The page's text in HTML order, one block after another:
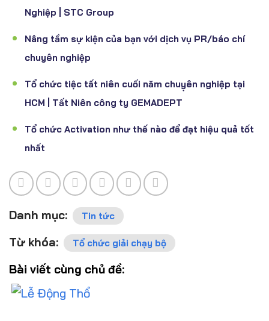
Nghiệp | STC Group
Nâng tầm sự kiện của bạn với dịch vụ PR/báo chí
chuyên nghiệp
Tổ chức tiệc tất niên cuối năm chuỵên nghiệp tại
HCM | Tất Niên công ty GEMADEPT
Tổ chức Activation như thế nào để đạt hiệu quả tốt
nhất
Danh mục: Tin tức
Từ khóa: Tổ chức giải chạy bộ
Bài viết cùng chủ đề: